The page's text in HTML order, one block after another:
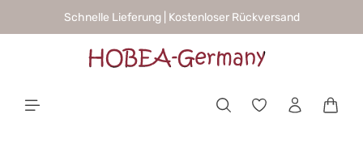
springenSchnelle Lieferung | Kostenloser Rückversand